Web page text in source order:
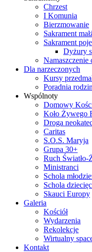
Chrzest
I Komunia
Bierzmowanie
Sakrament
Sakrament
Dyżury
Namaszczenie
Dla narzeczonych
Kursy
Poradnia
Wspólnoty
Domowy
Koło Żywego
Droga
Caritas
S.O.S. Maryja
Grupa 30+
Ruch Światło-
Ministranci
Schola
Schola
Skauci Europy
Galeria
Kościół
Wydarzenia
Rekolekcje
Wirtualny
Kontakt